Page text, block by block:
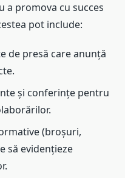
a promova cu succes
pot include:
de presă care anunță
și conferințe pentru
(broșuri,
să evidențieze